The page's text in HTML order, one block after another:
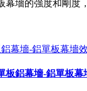
幕墻的強度和剛度
板鋁幕墻-鋁單板幕